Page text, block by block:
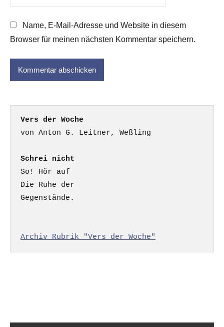
Name, E-Mail-Adresse und Website in diesem
Browser für meinen nächsten Kommentar speichern.
Vers der Woche
Schrei nicht
So! Hör auf
Die Ruhe der
Gegenstände.
Archiv Rubrik "Vers der Woche"